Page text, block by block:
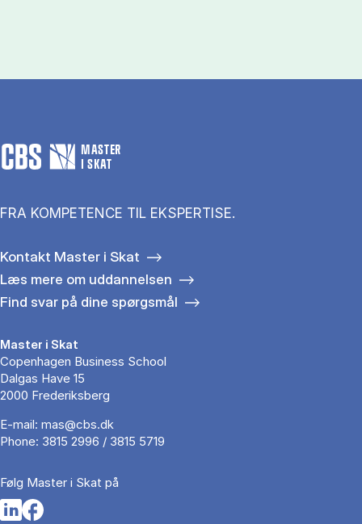
MASTER
I SKAT
FRA KOMPETENCE TIL EKSPERTISE.
Kontakt Master i Skat
Læs mere om uddannelsen
Find svar på dine spørgsmål
Master i Skat
Copenhagen Business School
Dalgas Have 15
2000 Frederiksberg
E-mail: mas@cbs.dk
Phone: 3815 2996 / 3815 5719
Følg Master i Skat på
Opens in a new tab
Opens in a new tab